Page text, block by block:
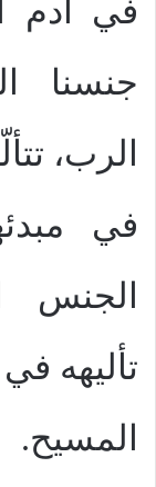
في آدم
جنسنا
الرب،
في
تأليهه